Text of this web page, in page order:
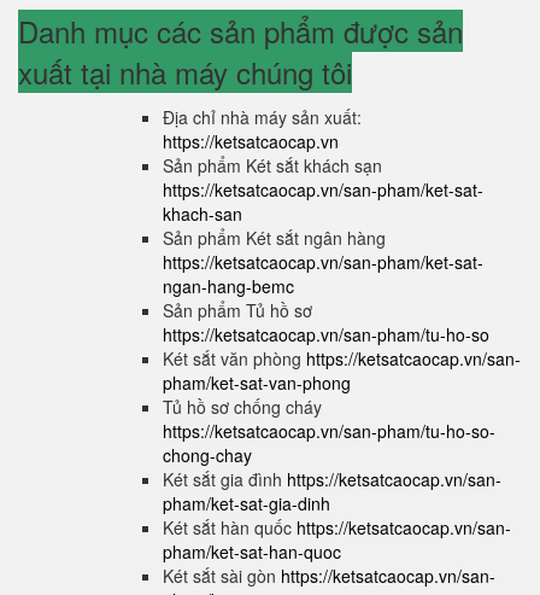
Danh mục các sản phẩm được sản
xuất tại nhà máy chúng tôi
Địa chỉ nhà máy sản xuất:
https://ketsatcaocap.vn
Sản phẩm Két sắt khách sạn
https://ketsatcaocap.vn/san-pham/ket-sat-
khach-san
Sản phẩm Két sắt ngân hàng
https://ketsatcaocap.vn/san-pham/ket-sat-
ngan-hang-bemc
Sản phẩm Tủ hồ sơ
https://ketsatcaocap.vn/san-pham/tu-ho-so
Két sắt văn phòng https://ketsatcaocap.vn/san-
pham/ket-sat-van-phong
Tủ hồ sơ chống cháy
https://ketsatcaocap.vn/san-pham/tu-ho-so-
chong-chay
Két sắt gia đình https://ketsatcaocap.vn/san-
pham/ket-sat-gia-dinh
Két sắt hàn quốc https://ketsatcaocap.vn/san-
pham/ket-sat-han-quoc
Két sắt sài gòn https://ketsatcaocap.vn/san-